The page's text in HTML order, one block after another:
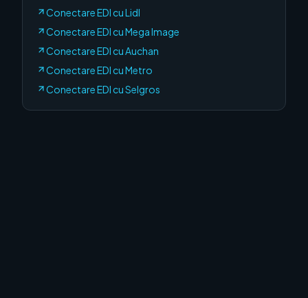
Conectare EDI cuLidl
Conectare EDI cuMega Image
Conectare EDI cuAuchan
Conectare EDI cuMetro
Conectare EDI cuSelgros